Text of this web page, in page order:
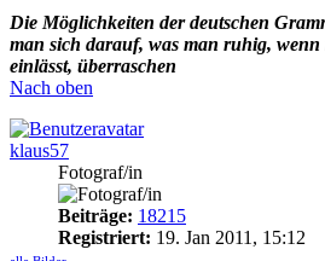
Die Möglichkeiten der deutschen
man sich darauf, was man ruhig, wenn
einlässt, überraschen
Nach oben
klaus57
Fotograf/in
Beiträge: 18215
Registriert: 19. Jan 2011, 15:12